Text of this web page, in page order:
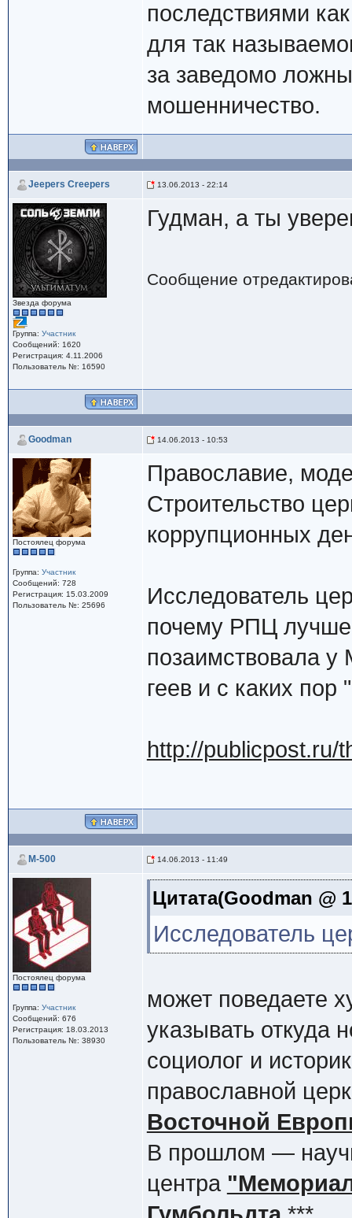
последствиями
для так
за заведомо
мошенничество.
Jeepers Creepers 13.06.2013 - 22:14
Звезда форума
Группа: Участник
Сообщений: 1620
Регистрация: 4.11.2006
Пользователь №: 16590
Гудман, а ты
Сообщение
Goodman 14.06.2013 - 10:53
Постоялец форума
Группа: Участник
Сообщений: 728
Регистрация: 15.03.2009
Пользователь №: 25696
Православие,
Строительство
коррупционных
Исследователь
почему РПЦ
позаимствовала у
геев и с каких пор
http://publicpost.ru/
M-500 14.06.2013 - 11:49
Постоялец форума
Группа: Участник
Сообщений: 676
Регистрация: 18.03.2013
Пользователь №: 38930
Цитата(Goodman @
Исследователь
может поведаете
указывать откуда
социолог и
православной
Восточной
В прошлом —
центра